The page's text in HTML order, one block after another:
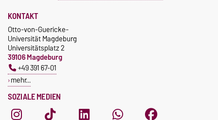
SOZIALE MEDIEN
KONTAKT
Otto-von-Guericke-
Universität Magdeburg
Universitätsplatz 2
39106 Magdeburg
+49 391 67-01
mehr…